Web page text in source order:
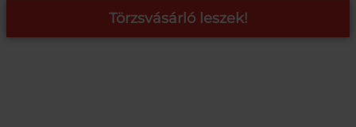
Törzsvásárló leszek!